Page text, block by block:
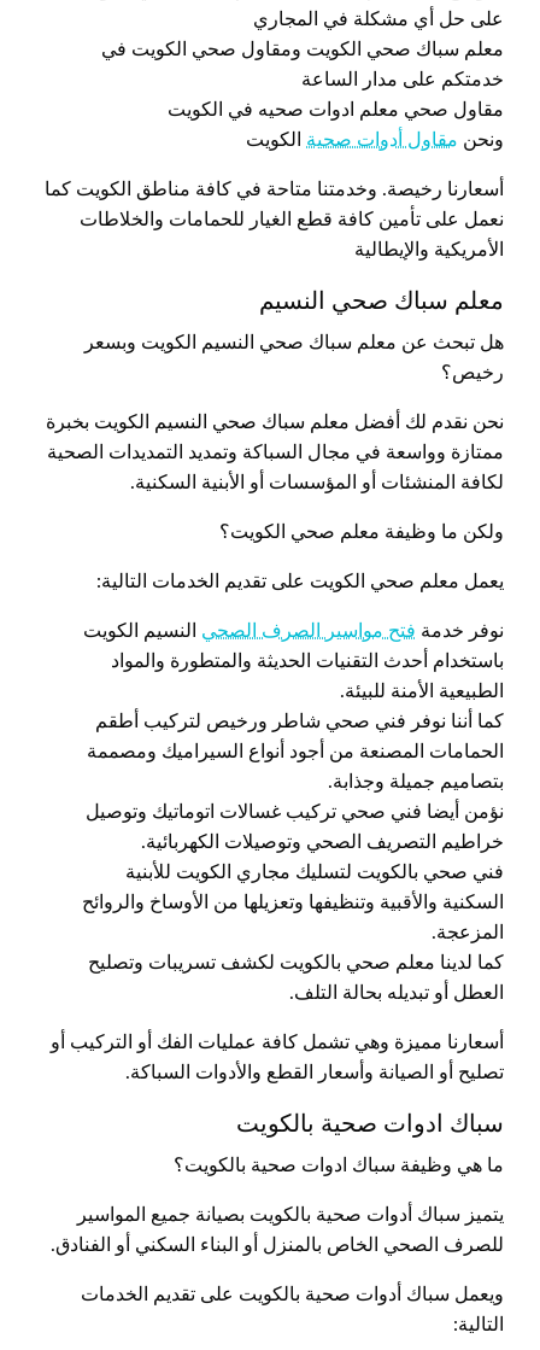
على حل أي مشكلة في المجاري
معلم سباك صحي الكويت ومقاول صحي الكويت في
خدمتكم على مدار الساعة
مقاول صحي معلم ادوات صحيه في الكويت
ونحن مقاول أدوات صحية الكويت
أسعارنا رخيصة. وخدمتنا متاحة في كافة مناطق الكويت كما
نعمل على تأمين كافة قطع الغيار للحمامات والخلاطات
الأمريكية والإيطالية
معلم سباك صحي النسيم
هل تبحث عن معلم سباك صحي النسيم الكويت وبسعر
رخيص؟
نحن نقدم لك أفضل معلم سباك صحي النسيم الكويت بخبرة
ممتازة وواسعة في مجال السباكة وتمديد التمديدات الصحية
لكافة المنشئات أو المؤسسات أو الأبنية السكنية.
ولكن ما وظيفة معلم صحي الكويت؟
يعمل معلم صحي الكويت على تقديم الخدمات التالية:
نوفر خدمة فتح مواسير الصرف الصحي النسيم الكويت
باستخدام أحدث التقنيات الحديثة والمتطورة والمواد
الطبيعية الأمنة للبيئة.
كما أننا نوفر فني صحي شاطر ورخيص لتركيب أطقم
الحمامات المصنعة من أجود أنواع السيراميك ومصممة
بتصاميم جميلة وجذابة.
نؤمن أيضا فني صحي تركيب غسالات اتوماتيك وتوصيل
خراطيم التصريف الصحي وتوصيلات الكهربائية.
فني صحي بالكويت لتسليك مجاري الكويت للأبنية
السكنية والأقبية وتنظيفها وتعزيلها من الأوساخ والروائح
المزعجة.
كما لدينا معلم صحي بالكويت لكشف تسريبات وتصليح
العطل أو تبديله بحالة التلف.
أسعارنا مميزة وهي تشمل كافة عمليات الفك أو التركيب أو
تصليح أو الصيانة وأسعار القطع والأدوات السباكة.
سباك ادوات صحية بالكويت
ما هي وظيفة سباك ادوات صحية بالكويت؟
يتميز سباك أدوات صحية بالكويت بصيانة جميع المواسير
للصرف الصحي الخاص بالمنزل أو البناء السكني أو الفنادق.
ويعمل سباك أدوات صحية بالكويت على تقديم الخدمات
التالية: